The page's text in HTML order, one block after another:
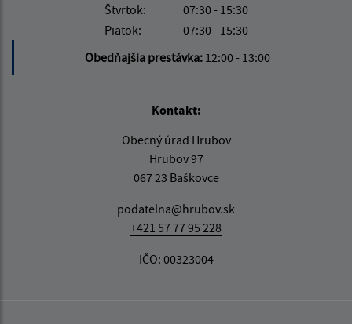
Štvrtok:
07:30 - 15:30
Piatok:
07:30 - 15:30
Obedňajšia prestávka: 12:00 - 13:00
Kontakt:
Obecný úrad Hrubov
Hrubov 97
067 23 Baškovce
podatelna@hrubov.sk
+421 57 77 95 228
IČO: 00323004